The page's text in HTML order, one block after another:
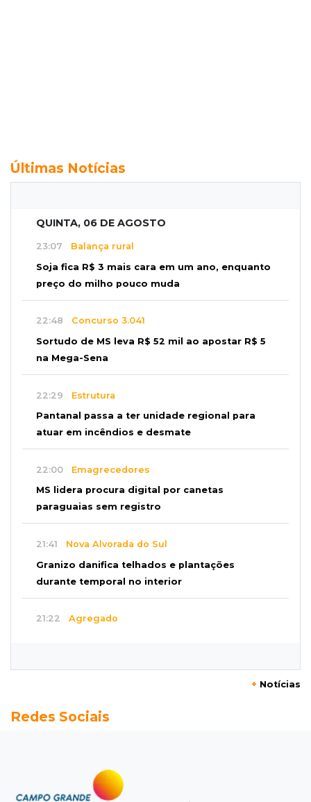
Últimas Notícias
QUINTA, 06 DE AGOSTO
23:07 Balança rural
Soja fica R$ 3 mais cara em um ano, enquanto
preço do milho pouco muda
22:48 Concurso 3.041
Sortudo de MS leva R$ 52 mil ao apostar R$ 5
na Mega-Sena
22:29 Estrutura
Pantanal passa a ter unidade regional para
atuar em incêndios e desmate
22:00 Emagrecedores
MS lidera procura digital por canetas
paraguaias sem registro
21:41 Nova Alvorada do Sul
Granizo danifica telhados e plantações
durante temporal no interior
21:22 Agregado
Vitória goleia Athletico-PR por 4 a 0 e avança
94º caso
Foragido por roubo morre baleado em
+ Notícias
Redes Sociais